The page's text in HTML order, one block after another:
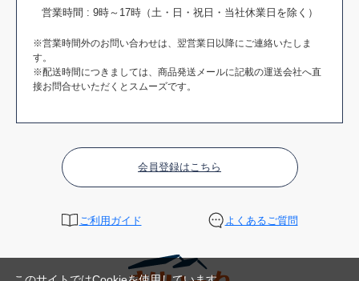
営業時間 : 9時～17時（土・日・祝日・当社休業日を除く）
※営業時間外のお問い合わせは、翌営業日以降にご連絡いたしま
す。
※配送時間につきましては、商品発送メールに記載の運送会社へ直
接お問合せいただくとスムーズです。
会員登録はこちら
ご利用ガイド よくあるご質問